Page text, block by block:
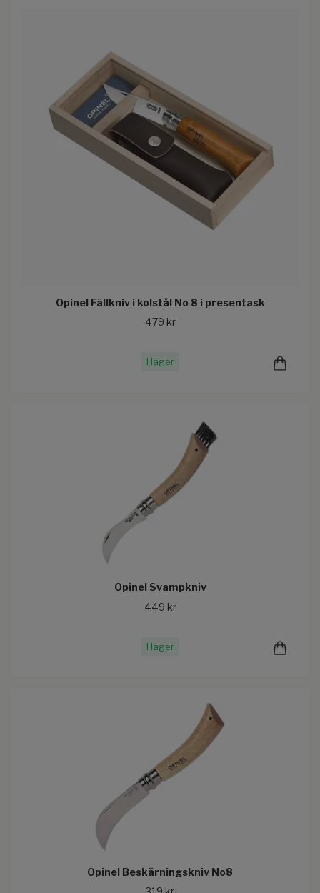
Opinel Fällkniv i kolstål No 8 i presentask
479 kr
I lager
Opinel Svampkniv
449 kr
I lager
Opinel Beskärningskniv No8